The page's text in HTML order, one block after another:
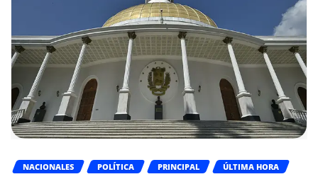
NACIONALES POLÍTICA PRINCIPAL ÚLTIMA HORA